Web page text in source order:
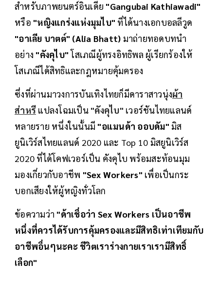
สำหรับภาพยนตร์อินเดีย "Gangubai Kathiawadi"
หรือ "หญิงแกร่งแห่งมุมไบ" ที่ได้นางเอกบอลลีวูด
"อาเลีย บาตต์" (Alia Bhatt) มาถ่ายทอดบทนำ
อย่าง "คังคุไบ"โสเภณีผู้ทรงอิทธิพล ผู้เรียกร้องให้
โสเภณีได้สิทธิและกฎหมายคุ้มครอง
ซึ่งที่ผ่านมาวงการบันเทิงไทยก็มีดาราสาวนุ่งผ้า
ส่าหรี แปลงโฉมเป็น"คังคุไบ" เวอร์ชันไทยแลนด์
หลายราย หนึ่งในนั้นมี "อแมนด้า ออบดัม" มิส
ยูนิเวิร์สไทยแลนด์ 2020 และ Top 10 มิสยูนิเวิร์ส
2020 ที่ได้โคฟเวอร์เป็น คังคุไบ พร้อมสะท้อนมุม
มองเกี่ยวกับอาชีพ "Sex Workers" เพื่อเป็นกระ
บอกเสียงให้ผู้หญิงทั่วโลก
ข้อความว่า "ด้าเชื่อว่า Sex Workers เป็นอาชีพ
หนึ่งที่ควรได้รับการคุ้มครองและมีสิทธิเท่าเทียมกับ
อาชีพอื่นๆนะคะ ชีวิตเราร่างกายเราเรามีสิทธิ์
เลือก"